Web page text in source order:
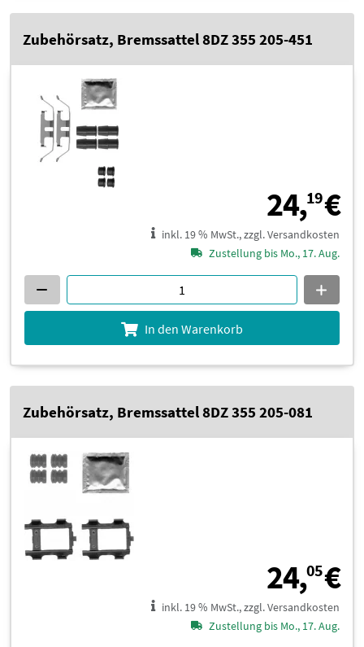
Zubehörsatz, Bremssattel 8DZ 355 205-451
24,19€
inkl. 19 % MwSt., zzgl. Versandkosten
Zustellung bis Mo., 17. Aug.
In den Warenkorb
Zubehörsatz, Bremssattel 8DZ 355 205-081
24,05€
inkl. 19 % MwSt., zzgl. Versandkosten
Zustellung bis Mo., 17. Aug.